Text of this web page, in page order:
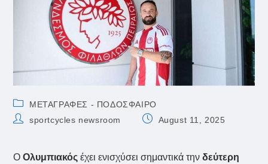
Post
category:
ΜΕΤΑΓΡΑΦΕΣ - ΠΟΔΟΣΦΑΙΡΟ
Postsportcycles newsroom
PostAugust 11, 2025
ΟΟλυμπιακός έχει ενισχύσει σημαντικά τηνδεύτερη